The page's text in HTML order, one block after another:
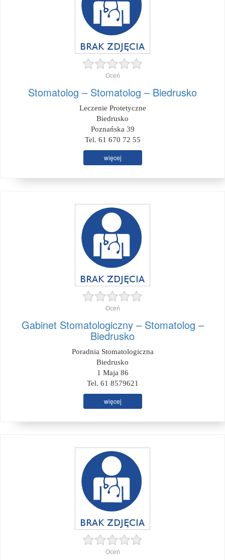
Oceń
Stomatolog – Stomatolog – Biedrusko
Leczenie Protetyczne
Biedrusko
Poznańska 39
Tel. 61 670 72 55
więcej
Oceń
Gabinet Stomatologiczny – Stomatolog –
Biedrusko
Poradnia Stomatologiczna
Biedrusko
1 Maja 86
Tel. 61 8579621
więcej
Oceń